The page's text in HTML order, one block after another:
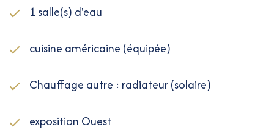
1 salle(s) d'eau
cuisine américaine (équipée)
Chauffage autre : radiateur (solaire)
exposition Ouest